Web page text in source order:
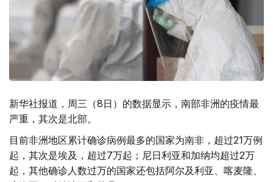
新华社报道，周三（8日）的数据显示，南部非洲的疫情最
严重，其次是北部。
目前非洲地区累计确诊病例最多的国家为南非，超过21万例
起，其次是埃及，超过7万起；尼日利亚和加纳均超过2万
起，其他确诊人数过万的国家还包括阿尔及利亚、喀麦隆、